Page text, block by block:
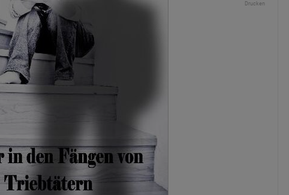
Drucken